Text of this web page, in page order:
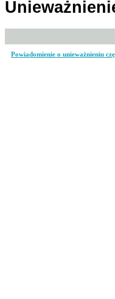
Powiadomienie o unieważnieniu